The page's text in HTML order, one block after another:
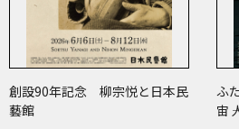
創設90年記念 柳宗悦と日本民
藝館
ふ
宙